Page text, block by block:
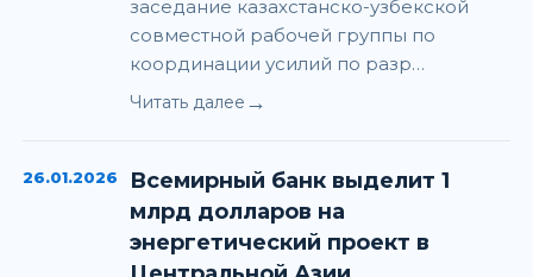
заседание казахстанско-узбекской
совместной рабочей группы по
координации усилий по разр…
Читать далее →
26.01.2026
Всемирный банк выделит 1
млрд долларов на
энергетический проект в